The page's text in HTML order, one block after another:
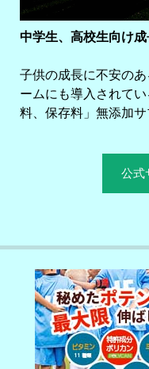
中学生、高校生向け
子供の成長に不安の
ームにも導入されて
料、保存料」無添加サ
公式